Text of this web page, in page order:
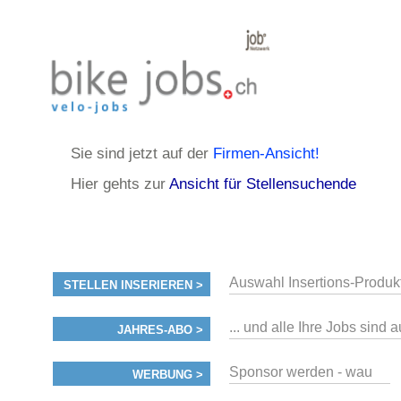
Sie sind jetzt auf der Firmen-Ansicht!
Hier gehts zur Ansicht für Stellensuchende
STELLEN INSERIEREN > Auswahl Insertions-
JAHRES-ABO > ... und alle Ihre Jobs sind
WERBUNG > Sponsor werden - wau